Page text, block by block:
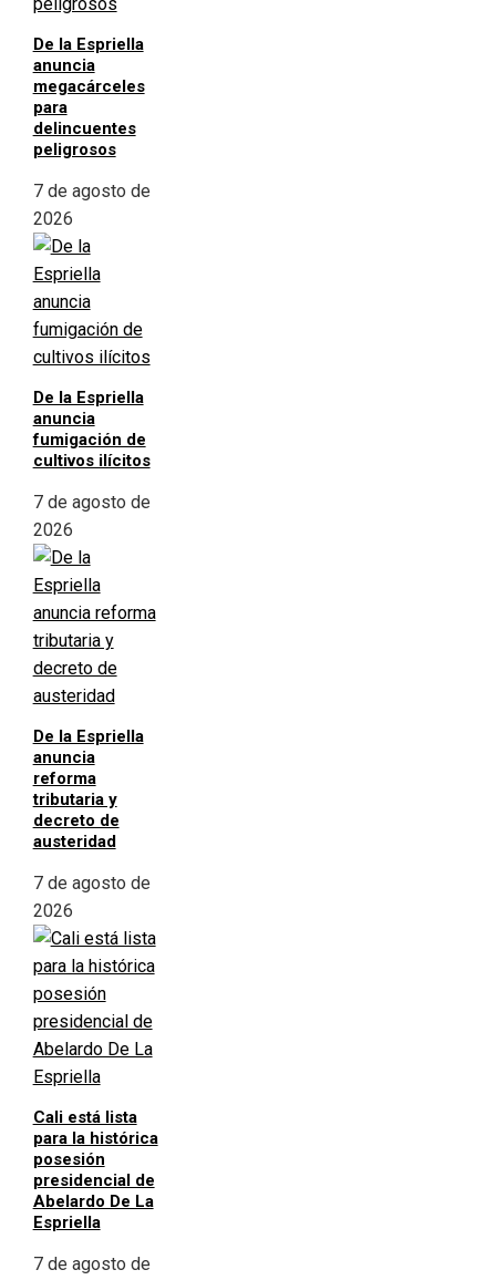
De la Espriella
anuncia
megacárceles
para
delincuentes
peligrosos
7 de agosto de
2026
De la Espriella
anuncia
fumigación de
cultivos ilícitos
7 de agosto de
2026
De la Espriella
anuncia
reforma
tributaria y
decreto de
austeridad
7 de agosto de
2026
Cali está lista
para la histórica
posesión
presidencial de
Abelardo De La
Espriella
7 de agosto de